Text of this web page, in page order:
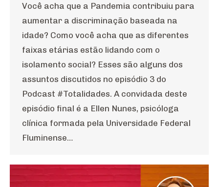
Você acha que a Pandemia contribuiu para
aumentar a discriminação baseada na
idade? Como você acha que as diferentes
faixas etárias estão lidando com o
isolamento social? Esses são alguns dos
assuntos discutidos no episódio 3 do
Podcast #Totalidades. A convidada deste
episódio final é a Ellen Nunes, psicóloga
clínica formada pela Universidade Federal
Fluminense…